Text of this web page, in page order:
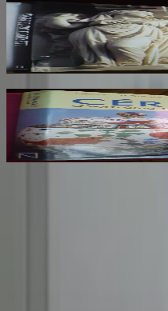
Les Cariatides de
NEBOUT Jacqueline
25€
La Céramique
AYERS J
34€